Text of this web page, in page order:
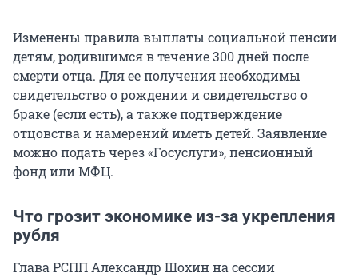
Изменены правила выплаты социальной пенсии
детям, родившимся в течение 300 дней после
смерти отца. Для ее получения необходимы
свидетельство о рождении и свидетельство о
браке (если есть), а также подтверждение
отцовства и намерений иметь детей. Заявление
можно подать через «Госуслуги», пенсионный
фонд или МФЦ.
Что грозит экономике из-за укрепления
рубля
Глава РСПП Александр Шохин на сессии